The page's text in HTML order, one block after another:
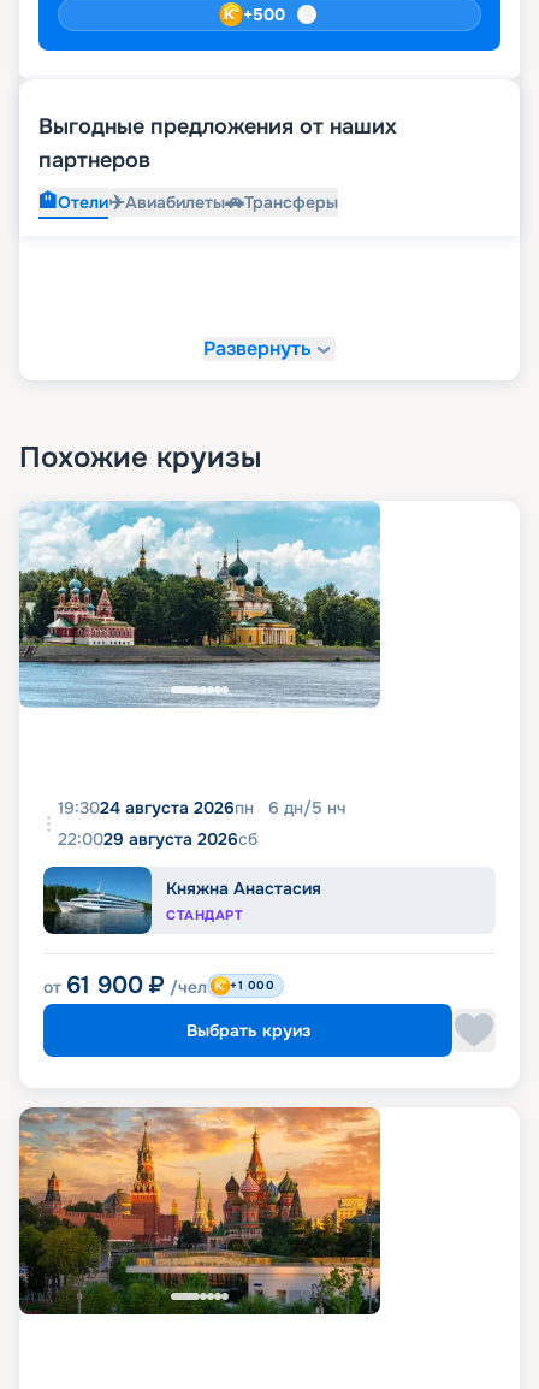
+500
Выгодные предложения от наших
партнеров
🏨Отели✈️Авиабилеты🚗Трансферы
Развернуть
Похожие круизы
19:3024 августа 2026пн 6 дн/5 нч
22:0029 августа 2026сб
Княжна Анастасия
СТАНДАРТ
от 61 900 ₽ /чел +1 000
Выбрать круиз